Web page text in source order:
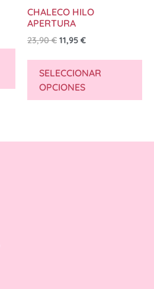
CHALECO HILO
APERTURA
23,90€ 11,95 €
SELECCIONAR
OPCIONES